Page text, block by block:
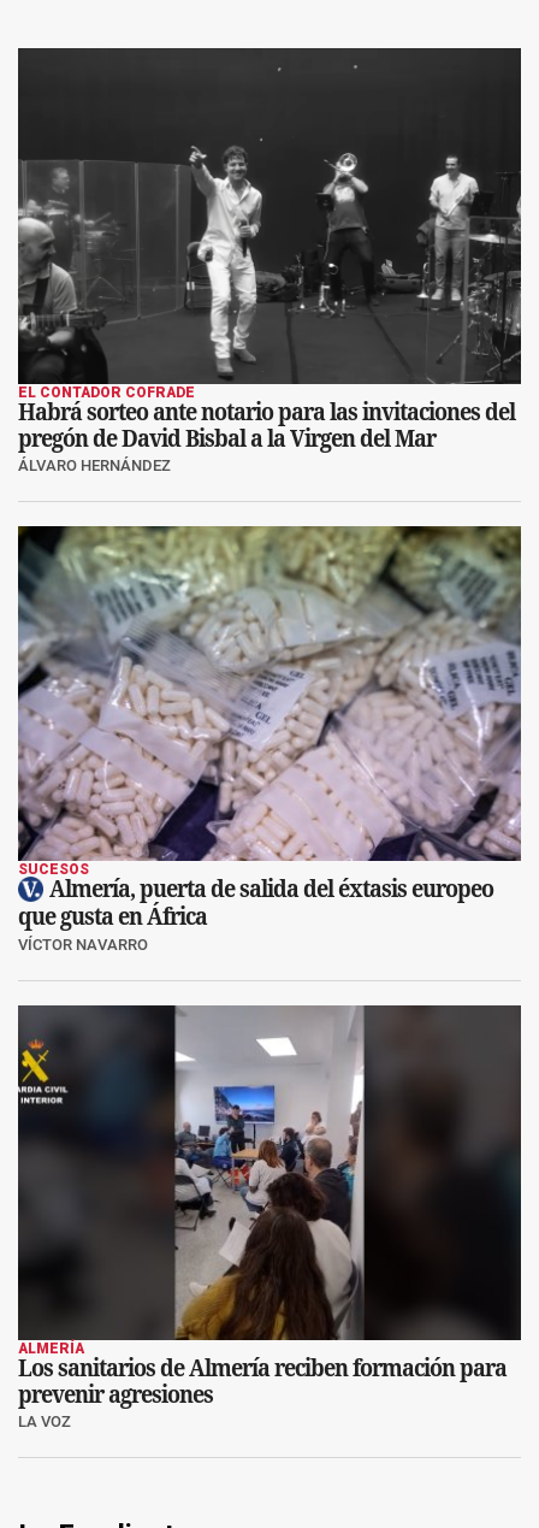
EL CONTADOR COFRADE
Habrá sorteo ante notario para las invitaciones del
pregón de David Bisbal a la Virgen del Mar
ÁLVARO HERNÁNDEZ
SUCESOS
Almería, puerta de salida del éxtasis europeo
que gusta en África
VÍCTOR NAVARRO
ALMERÍA
Los sanitarios de Almería reciben formación para
prevenir agresiones
LA VOZ